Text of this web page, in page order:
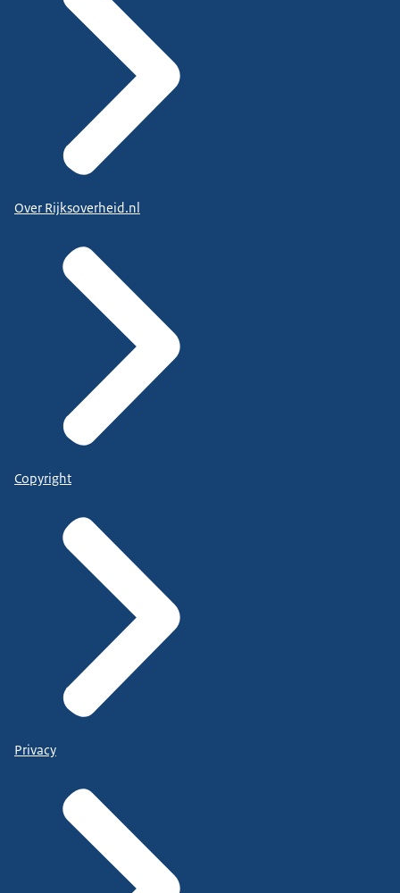
Over Rijksoverheid.nl
Copyright
Privacy